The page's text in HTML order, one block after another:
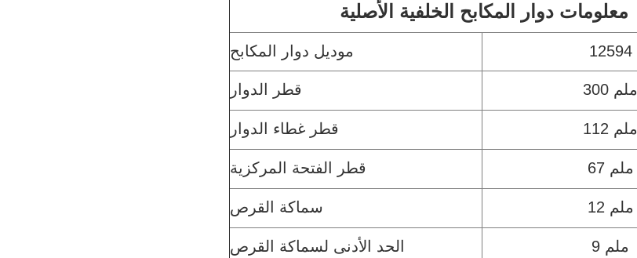
معلومات دوار المكابح الخلفية الأصلية
موديل دوار المكابح 12594
قطر الدوار 300 ملم
قطر غطاء الدوار 112 ملم
قطر الفتحة المركزية 67 ملم
سماكة القرص 12 ملم
الحد الأدنى لسماكة القرص 9 ملم